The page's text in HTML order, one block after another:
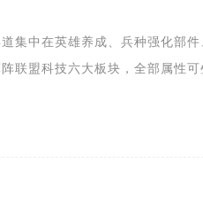
集中在英雄养成、兵种强化部
联盟科技六大板块，全部属性可
单一渠道堆积属性收益会持续衰